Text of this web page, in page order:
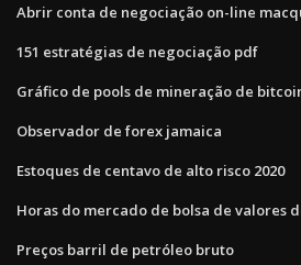
Abrir conta de negociação on-line
151 estratégias de negociação pdf
Gráfico de pools de mineração de
Observador de forex jamaica
Estoques de centavo de alto risco 2020
Horas do mercado de bolsa de valores
Preços barril de petróleo bruto